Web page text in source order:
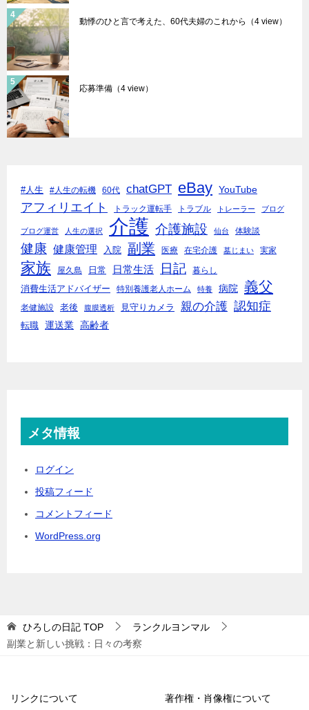
動悸のひと言で考えた、60代夫婦のこれから （4 view）
応募準備 （4 view）
#人生 #人生の転機 60代 chatGPT eBay YouTube
アフィリエイト トラック運転手 トラブル トレーラー ブログ
ブログ運営 人生の選択 介護 介護施設 仙台 体験談
健康 健康管理 入院 副業 医療 在宅介護 墓じまい 実家
家族 屋久島 日常 日常生活 日記 暮らし
消費生活アドバイザー 特別養護老人ホーム 特養 病院 義父
老健施設 老後 腹膜透析 見守りカメラ 親の介護 認知症
転職 運送業 高齢者
メタ情報
ログイン
投稿フィード
コメントフィード
WordPress.org
ひろしの日記 TOP
ランクルヨンマル
副業と新しい挑戦：日々の考察
リンクについて 著作権・肖像権について